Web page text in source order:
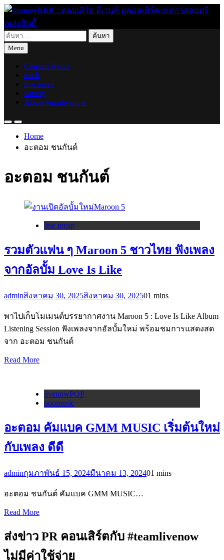
Skip
content
livenowBKK : คอนเสิร์ต อีเวนท์ ดูคอนเสิร์ต เทศกาลดนตรี เพลง
อินดี้
live for today
ค้นหา
สำหรับ:
Menu
Concert News
track
live recap
variety
About teamlivenow
Home
อะตอม ชนกันต์
อะตอม ชนกันต์
live recap
รวมตัวแฟน ๆ Maroon 5 ชาวไทย ฟังเพลง
จากอัลบั้ม Love Is Like
adminสิงหาคม 30, 2025สิงหาคม 30, 202501 mins
พาไปเก็บโมเมนต์บรรยากาศงาน Maroon 5 : Love Is Like Album
Listening Session ฟังเพลงจากอัลบั้มใหม่ พร้อมชมการแสดงสด
จาก อะตอม ชนกันต์
Read More
livenowPOP
popmusic
อะตอม คัมแบค GMM MUSIC เริ่มต้นใหม่
กับเพลง ดีดี
adminกุมภาพันธ์ 15, 2024มีนาคม 13, 202401 mins
อะตอม ชนกันต์ คัมแบค GMM MUSIC…
Read More
ส่งข่าว PR คอนเสิร์ตกับ #teamlivenow
ไม่มีค่าใช้จ่าย